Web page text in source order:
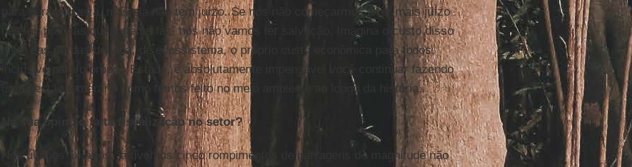
para gerar riqueza, mas ela não tem juízo. Se nós não começarmos a ter mais juízo
nessas práticas que a gente faz, nós não vamos ter salvação. Imagina o custo disso
além das perdas de vida, de ecossistema, o próprio custo econômica para todos,
inclusive para o próprio Estado, é absolutamente impensável você continuar fazendo
uma gestão temerária como temos feito no meio ambiente ao longo da história.
Na sua opinião falta fiscalização no setor?
Nos últimos 14 anos, já tivemos cinco rompimentos de barragens de magnitude não